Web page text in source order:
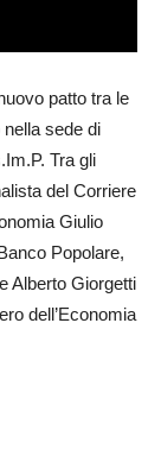
patto tra le
sede di
Tra gli
del Corriere
Giulio
Popolare,
Alberto Giorgetti
dell’Economia